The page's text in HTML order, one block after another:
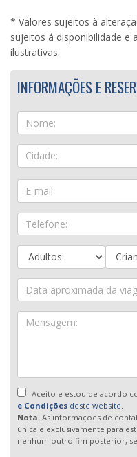
* Valores sujeitos à
sujeitos á disponibilidade e
ilustrativas.
INFORMAÇÕES E
Aceito e estou de acordo
e Condições deste website.
Nota. As informações de
única e exclusivamente para
nenhum outro fim posterior,